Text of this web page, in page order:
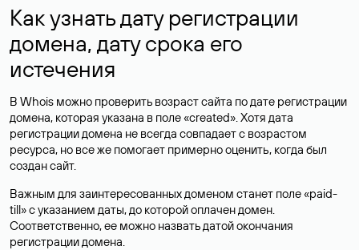
Как узнать дату регистрации
домена, дату срока его
истечения
В Whois можно проверить возраст сайта по дате регистрации
домена, которая указана в поле «created». Хотя дата
регистрации домена не всегда совпадает с возрастом
ресурса, но все же помогает примерно оценить, когда был
создан сайт.
Важным для заинтересованных доменом станет поле «paid-
till» с указанием даты, до которой оплачен домен.
Соответственно, ее можно назвать датой окончания
регистрации домена.